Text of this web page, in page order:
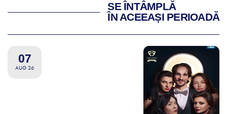
SE ÎNTÂMPLĂ
ÎN ACEEAȘI PERIOADĂ
07
AUG 26